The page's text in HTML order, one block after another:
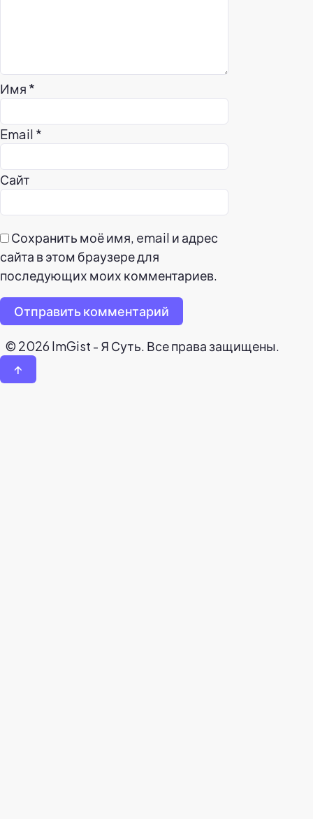
Имя *
Email *
Сайт
Сохранить моё имя, email и адрес
сайта в этом браузере для
последующих моих комментариев.
Отправить комментарий
© 2026 ImGist - Я Суть. Все права защищены.
↑